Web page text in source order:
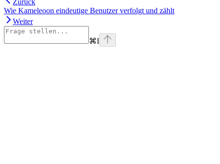
Zurück
Wie Kameleoon eindeutige Benutzer verfolgt und zählt
Weiter
⌘I